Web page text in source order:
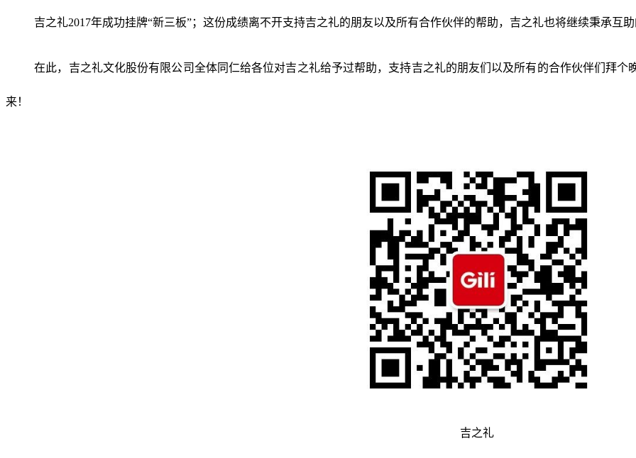
吉之礼2017年成功挂牌“新三板”；这份成绩离不开支持吉之礼的朋友以及所有合作伙伴的帮助，吉之礼也将继续秉承互
在此，吉之礼文化股份有限公司全体同仁给各位对吉之礼给予过帮助，支持吉之礼的朋友们以及所有的合作伙伴们拜个
来！
吉之礼